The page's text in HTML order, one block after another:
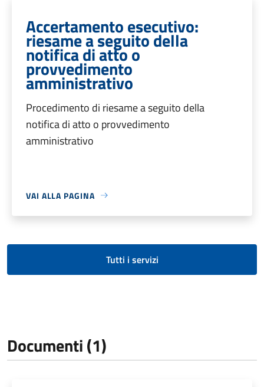
Accertamento esecutivo:
riesame a seguito della
notifica di atto o
provvedimento
amministrativo
Procedimento di riesame a seguito della
notifica di atto o provvedimento
amministrativo
VAI ALLA PAGINA
Tutti i servizi
Documenti (1)